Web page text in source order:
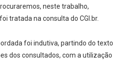
neste trabalho,
tratada na consulta do CGI.br.
foi indutiva, partindo do texto
dos consultados, com a utilização